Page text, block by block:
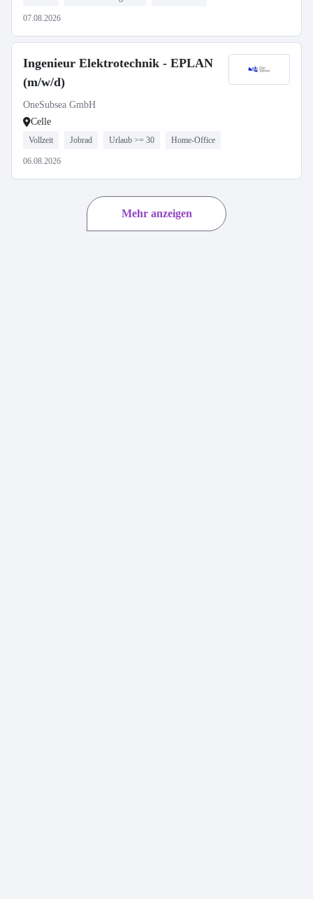
07.08.2026
Ingenieur Elektrotechnik - EPLAN
(m/w/d)
OneSubsea GmbH
Celle
Vollzeit Jobrad Urlaub >= 30 Home-Office
06.08.2026
Mehr anzeigen